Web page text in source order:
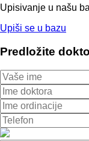
Upisivanje u našu
Upiši se u bazu
Predložite